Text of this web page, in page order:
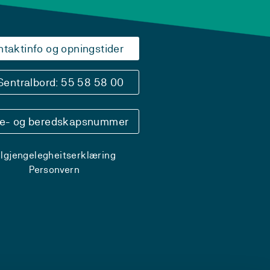
og opningstider
55 58 58 00
og beredskapsnummer
Personvern